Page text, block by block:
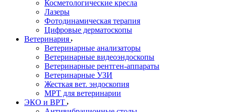
Косметологические кресла
Лазеры
Фотодинамическая терапия
Цифровые дерматоскопы
Ветеринария
Ветеринарные анализаторы
Ветеринарные видеоэндоскопы
Ветеринарные рентген-аппараты
Ветеринарные УЗИ
Жесткая вет. эндоскопия
МРТ для ветеринарии
ЭКО и ВРТ